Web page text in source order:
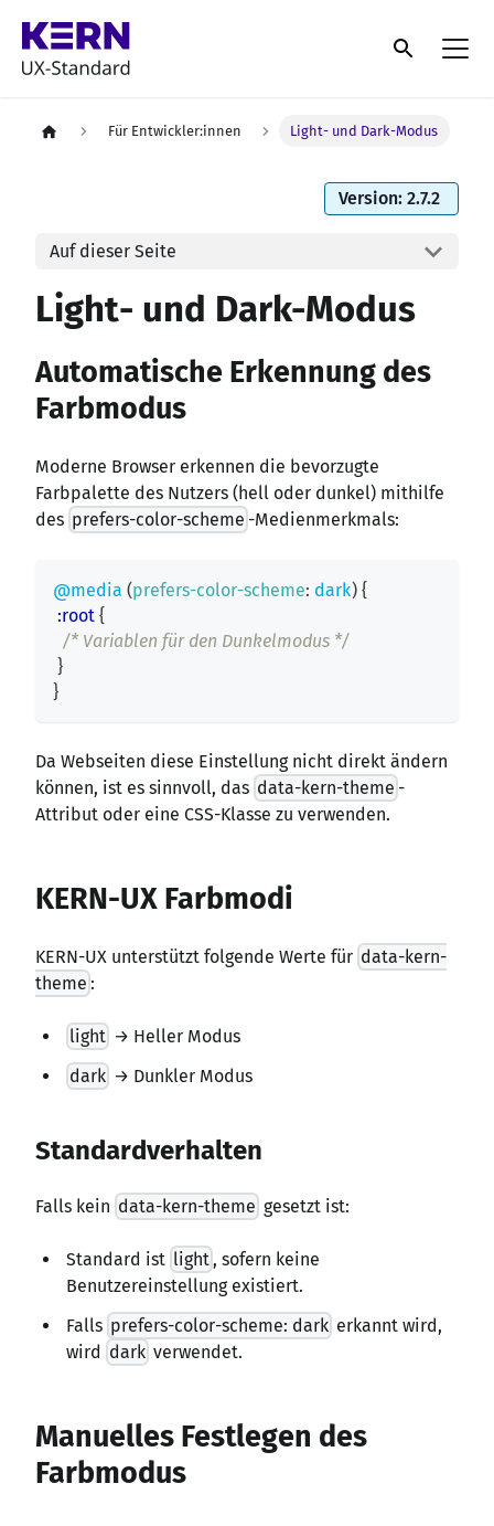
Für Entwickler:innen Light- und Dark-Modus
Version: 2.7.2
Auf dieser Seite
Light- und Dark-Modus
Automatische Erkennung des
Farbmodus
Moderne Browser erkennen die bevorzugte
Farbpalette des Nutzers (hell oder dunkel) mithilfe
des prefers-color-scheme -Medienmerkmals:
@media (prefers-color-scheme: dark) {
:root {
/* Variablen für den Dunkelmodus */
}
}
Da Webseiten diese Einstellung nicht direkt ändern
können, ist es sinnvoll, das data-kern-theme -
Attribut oder eine CSS-Klasse zu verwenden.
KERN-UX Farbmodi
KERN-UX unterstützt folgende Werte für data-kern-
theme :
light → Heller Modus
dark → Dunkler Modus
Standardverhalten
Falls kein data-kern-theme gesetzt ist:
Standard ist light, sofern keine
Benutzereinstellung existiert.
Falls prefers-color-scheme: dark erkannt wird,
wird dark verwendet.
Manuelles Festlegen des
Farbmodus